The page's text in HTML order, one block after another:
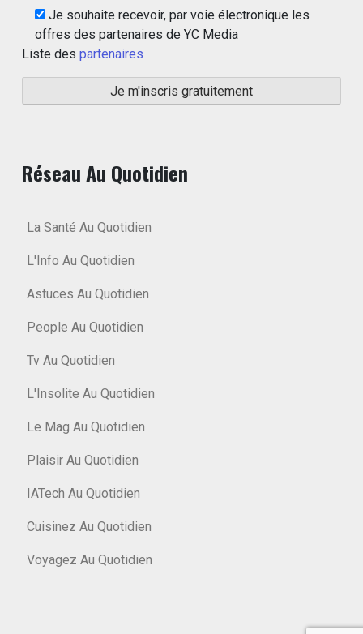
Je souhaite recevoir, par voie électronique les
offres des partenaires de YC Media
Liste des partenaires
Réseau Au Quotidien
La Santé Au Quotidien
L'Info Au Quotidien
Astuces Au Quotidien
People Au Quotidien
Tv Au Quotidien
L'Insolite Au Quotidien
Le Mag Au Quotidien
Plaisir Au Quotidien
IATech Au Quotidien
Cuisinez Au Quotidien
Voyagez Au Quotidien